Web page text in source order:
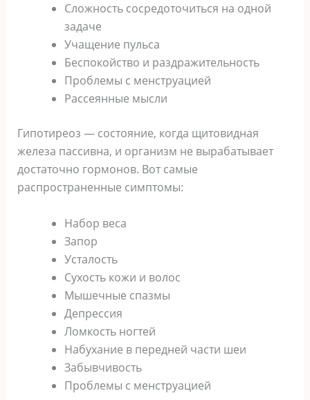
Сложность сосредоточиться на одной
задаче
Учащение пульса
Беспокойство и раздражительность
Проблемы с менструацией
Рассеянные мысли
Гипотиреоз — состояние, когда щитовидная
железа пассивна, и организм не вырабатывает
достаточно гормонов. Вот самые
распространенные симптомы:
Набор веса
Запор
Усталость
Сухость кожи и волос
Мышечные спазмы
Депрессия
Ломкость ногтей
Набухание в передней части шеи
Забывчивость
Проблемы с менструацией